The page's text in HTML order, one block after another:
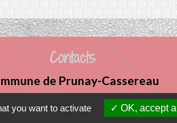
Contacts
de Prunay-Cassereau
11, rue de l'Hôtel de Ville
Prunay-Cassereau - FRANCE
you want to activate OK, accept all